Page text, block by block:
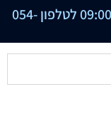
054-